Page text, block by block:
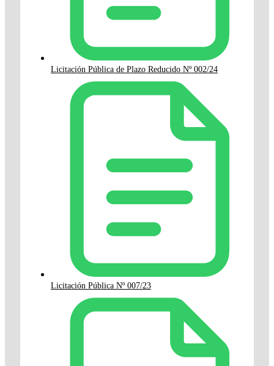
Licitación Pública de Plazo Reducido Nº 002/24
Licitación Pública Nº 007/23